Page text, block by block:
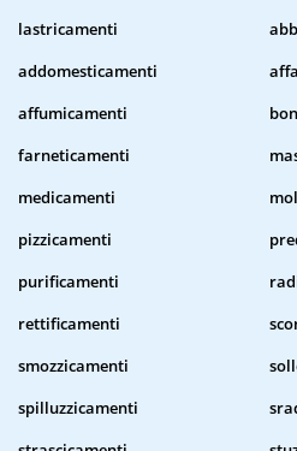
lastricamenti
addomesticamenti
affumicamenti
farneticamenti
medicamenti
pizzicamenti
purificamenti
rettificamenti
smozzicamenti
spilluzzicamenti